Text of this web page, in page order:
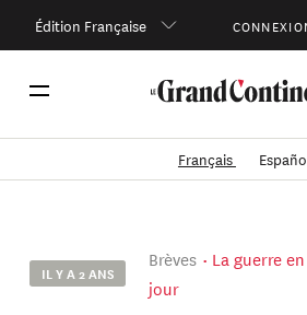
Édition Française
Français
IL Y A 2 ANS
Brèves
La guerre
jour